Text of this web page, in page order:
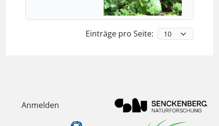
Einträge pro Seite:
Anmelden